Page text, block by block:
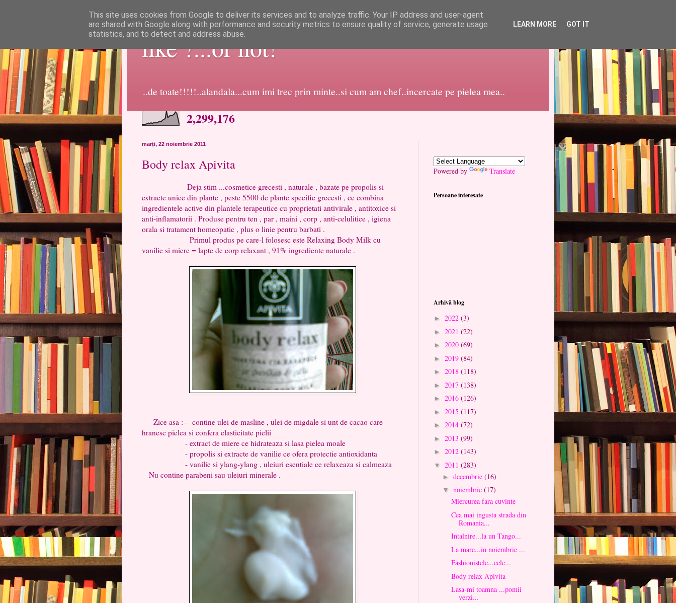
like ?...or not!
..de toate!!!!!..alandala...cum imi trec prin minte..si cum am chef..incercate pe pielea mea..
2,299,176
marți, 22 noiembrie 2011
Body relax Apivita
Deja stim ...cosmetice grecesti , naturale , bazate pe propolis si
extracte unice din plante , peste 5500 de plante specific grecesti , ce combina
ingredientele active din plantele terapeutice cu proprietati antivirale , antitoxice si
anti-inflamatorii . Produse pentru ten , par , maini , corp , anti-celulitice , igiena
orala si tratament homeopatic , plus o linie pentru barbati .
Primul produs pe care-l folosesc este Relaxing Body Milk cu
vanilie si miere = lapte de corp relaxant , 91% ingrediente naturale .
Zice asa : - contine ulei de masline , ulei de migdale si unt de cacao care
hranesc pielea si confera elasticitate pielii
- extract de miere ce hidrateaza si lasa pielea moale
- propolis si extracte de vanilie ce ofera protectie antioxidanta
- vanilie si ylang-ylang , uleiuri esentiale ce relaxeaza si calmeaza
Nu contine parabeni sau uleiuri minerale .
Powered by Translate
Persoane interesate
Arhivă blog
► 2022 (3)
► 2021 (22)
► 2020 (69)
► 2019 (84)
► 2018 (118)
► 2017 (138)
► 2016 (126)
► 2015 (117)
► 2014 (72)
► 2013 (99)
► 2012 (143)
▼ 2011 (283)
► decembrie (16)
▼ noiembrie (17)
Miercurea fara cuvinte
Cea mai ingusta strada din
Romania...
Intalnire...la un Tango...
La mare...in noiembrie ...
Fashionistele...cele...
Body relax Apivita
Lasa-mi toamna ...pomii
verzi...
This site uses cookies from Google to deliver its services and to analyze traffic. Your IP address and user-agent
are shared with Google along with performance and security metrics to ensure quality of service, generate usage
statistics, and to detect and address abuse.
LEARN MORE GOT IT